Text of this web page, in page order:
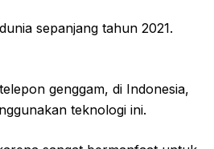
sepanjang tahun 2021.
genggam, di Indonesia,
teknologi ini.